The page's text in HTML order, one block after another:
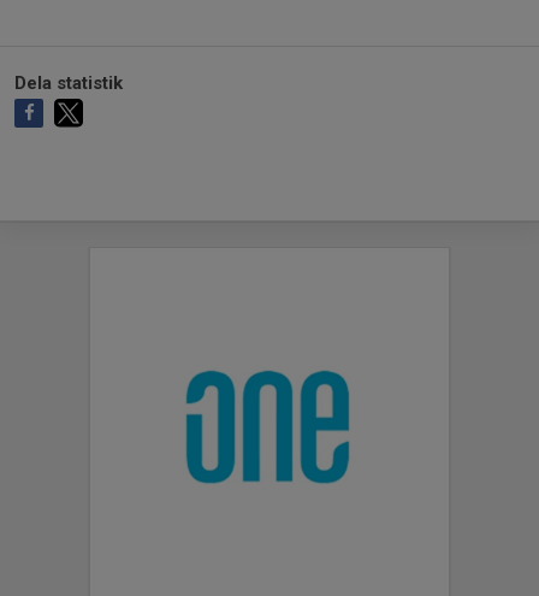
Dela statistik